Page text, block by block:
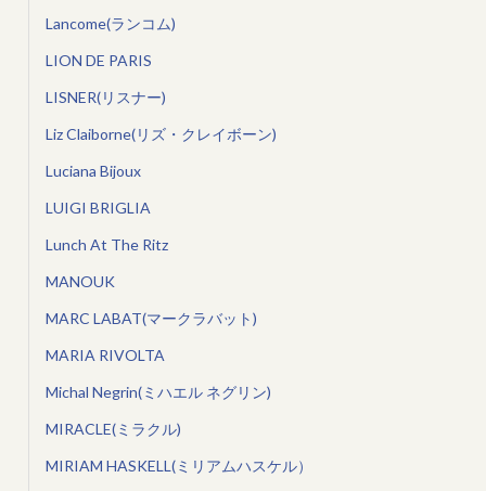
Lancome(ランコム)
LION DE PARIS
LISNER(リスナー)
Liz Claiborne(リズ・クレイボーン)
Luciana Bijoux
LUIGI BRIGLIA
Lunch At The Ritz
MANOUK
MARC LABAT(マークラバット)
MARIA RIVOLTA
Michal Negrin(ミハエル ネグリン)
MIRACLE(ミラクル)
MIRIAM HASKELL(ミリアムハスケル）